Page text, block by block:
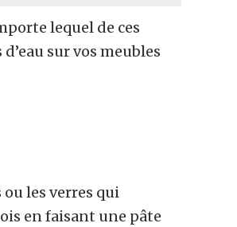
lequel de ces
sur vos meubles
ou les verres qui
en faisant une pâte